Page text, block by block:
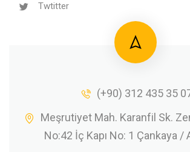
Twtitter
(+90) 312 435 35
Meşrutiyet Mah. Karanfil Sk.
No:42 İç Kapı No: 1 Çankaya /